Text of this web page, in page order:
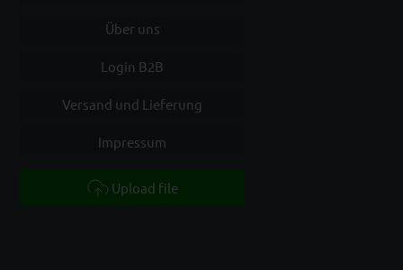
Über uns
Login B2B
Versand und Lieferung
Impressum
Upload file